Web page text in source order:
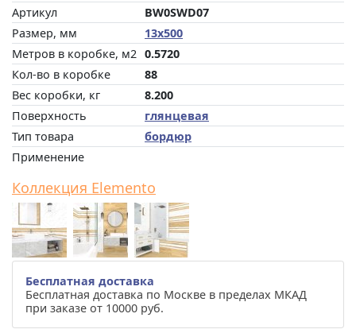
Артикул
BW0SWD07
Размер, мм
13x500
Метров в коробке, м2 0.5720
Кол-во в коробке
88
Вес коробки, кг
8.200
Поверхность
глянцевая
Тип товара
бордюр
Применение
Коллекция Elemento
Бесплатная доставка
Бесплатная доставка по Москве в пределах МКАД
при заказе от 10000 руб.